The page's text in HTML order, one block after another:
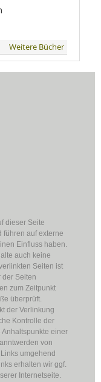
Weitere Bücher
dieser Seite
führen auf externe
Einfluss haben.
auch keine
Seiten ist
der Seiten
zum Zeitpunkt
überprüft.
der Verlinkung
Kontrolle der
einer
von
umgehend
erhalten wir ggf.
Internetseite.